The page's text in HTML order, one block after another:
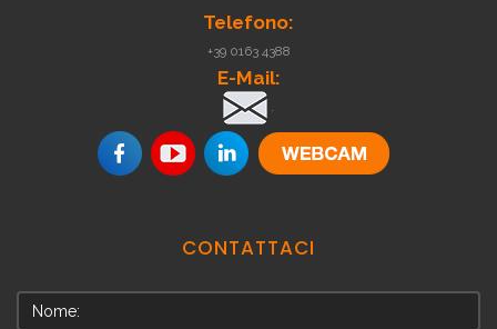
Telefono:
+39 0163 4388
E-Mail:
.
CONTATTACI